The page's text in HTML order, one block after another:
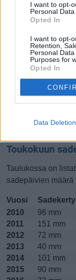
I want to opt-
Personal Data
Opted In
I want to opt-
Retention,
Personal
Purposes for
Opted In
Data Deletion
Tammikuussa
Huhtikuussa
Heinäkuussa
Lokakuussa
Kiinnostavatko
Toukokuun
Taulukossa on
sadepäivien
Vuosi
2010
96 mm
2011
151 mm
2012
72 mm
2013
40 mm
2014
101 mm
2015
90 mm